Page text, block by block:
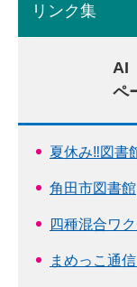
リンク集
AI
ペ
夏休み‼図書
角田市図書館
四種混合ワ
まめっこ通